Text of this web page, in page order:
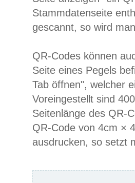
Stammdatenseite
gescannt, so wird
QR-Codes können
Seite eines Pegels
Tab öffnen", welcher
Voreingestellt sind
Seitenlänge des QR-
QR-Code von 4cm ×
ausdrucken, so setzt